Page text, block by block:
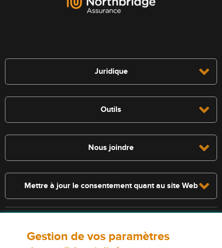
Juridique
Outils
Nous joindre
Mettre à jour le consentement quant au site Web
s’appliquent. Les services décrits sur le présent site Web ne
Gestion de vos paramètres